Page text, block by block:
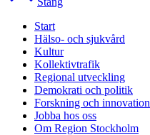
Start
Hälso- och sjukvård
Kultur
Kollektivtrafik
Regional utveckling
Demokrati och politik
Forskning och innovation
Jobba hos oss
Om Region Stockholm